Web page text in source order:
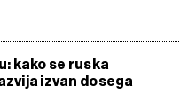
kako se ruska
izvan dosega